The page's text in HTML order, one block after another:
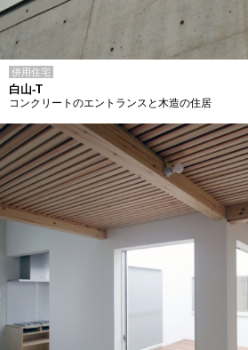
併用住宅
白山-T
コンクリートのエントランスと木造の住居